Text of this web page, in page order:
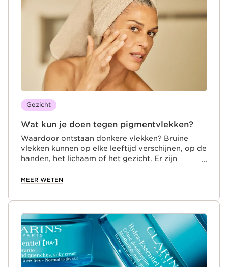
Gezicht
Wat kun je doen tegen pigmentvlekken?
Waardoor ontstaan donkere vlekken? Bruine
vlekken kunnen op elke leeftijd verschijnen, op de
handen, het lichaam of het gezicht. Er zijn
kunnen veroorzaken. Overmatige blootstelling
deze plaatselijke hyperpigmentatie (door een
kunnen een rol spelen.
MEER WETEN